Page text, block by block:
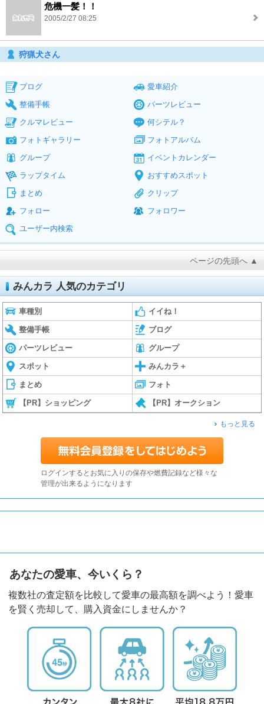
危機一髪！！
2005/2/27 08:25
狩猟犬さん
ブログ
愛車紹介
整備手帳
パーツレビュー
クルマレビュー
何シテル？
フォトギャラリー
フォトアルバム
グループ
イベントカレンダー
ラップタイム
おすすめスポット
まとめ
クリップ
フォロー
フォロワー
ユーザー内検索
ページの先頭へ ▲
みんカラ 人気のカテゴリ
車種別 イイね！
整備手帳 ブログ
パーツレビュー グループ
スポット みんカラ＋
まとめ フォト
【PR】ショッピング 【PR】オークション
もっと見る
ログインするとお気に入りの保存や燃費記録など様々な
管理が出来るようになります
あなたの愛車、今いくら？
複数社の査定額を比較して愛車の最高額を調べよう！愛車
を賢く売却して、購入資金にしませんか？